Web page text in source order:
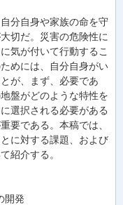
分自身や家族の命を守
切だ。災害の危険性に
気が付いて行動するこ
めには、自分自身がい
が、まず、必要であ
盤がどのような特性を
選択される必要がある
要である。本稿では、
に対する課題、および
紹介する。
開発